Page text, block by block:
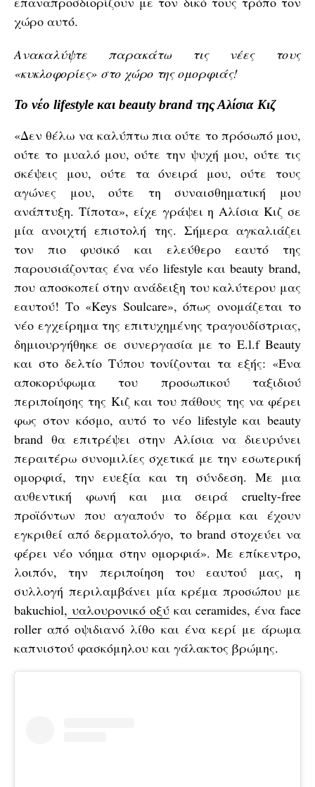
χώρο αυτό.
Ανακαλύψτε παρακάτω τις νέες τους
«κυκλοφορίες» στο χώρο της ομορφιάς!
Το νέο lifestyle και beauty brand της Αλίσια Κιζ
«Δεν θέλω να καλύπτω πια ούτε το πρόσωπό μου,
ούτε το μυαλό μου, ούτε την ψυχή μου, ούτε τις
σκέψεις μου, ούτε τα όνειρά μου, ούτε τους
αγώνες μου, ούτε τη συναισθηματική μου
ανάπτυξη. Τίποτα», είχε γράψει η Αλίσια Κιζ σε
μία ανοιχτή επιστολή της. Σήμερα αγκαλιάζει
τον πιο φυσικό και ελεύθερο εαυτό της
παρουσιάζοντας ένα νέο lifestyle και beauty brand,
που αποσκοπεί στην ανάδειξη του καλύτερου μας
εαυτού! Το «Keys Soulcare», όπως ονομάζεται το
νέο εγχείρημα της επιτυχημένης τραγουδίστριας,
δημιουργήθηκε σε συνεργασία με το E.l.f Beauty
και στο δελτίο Τύπου τονίζονται τα εξής: «Ένα
αποκορύφωμα του προσωπικού ταξιδιού
περιποίησης της Κιζ και του πάθους της να φέρει
φως στον κόσμο, αυτό το νέο lifestyle και beauty
brand θα επιτρέψει στην Αλίσια να διευρύνει
περαιτέρω συνομιλίες σχετικά με την εσωτερική
ομορφιά, την ευεξία και τη σύνδεση. Με μια
αυθεντική φωνή και μια σειρά cruelty-free
προϊόντων που αγαπούν το δέρμα και έχουν
εγκριθεί από δερματολόγο, το brand στοχεύει να
φέρει νέο νόημα στην ομορφιά». Με επίκεντρο,
λοιπόν, την περιποίηση του εαυτού μας, η
συλλογή περιλαμβάνει μία κρέμα προσώπου με
bakuchiol, υαλουρονικό οξύκαι ceramides, ένα face
roller από οψιδιανό λίθο και ένα κερί με άρωμα
καπνιστού φασκόμηλου και γάλακτος βρώμης.